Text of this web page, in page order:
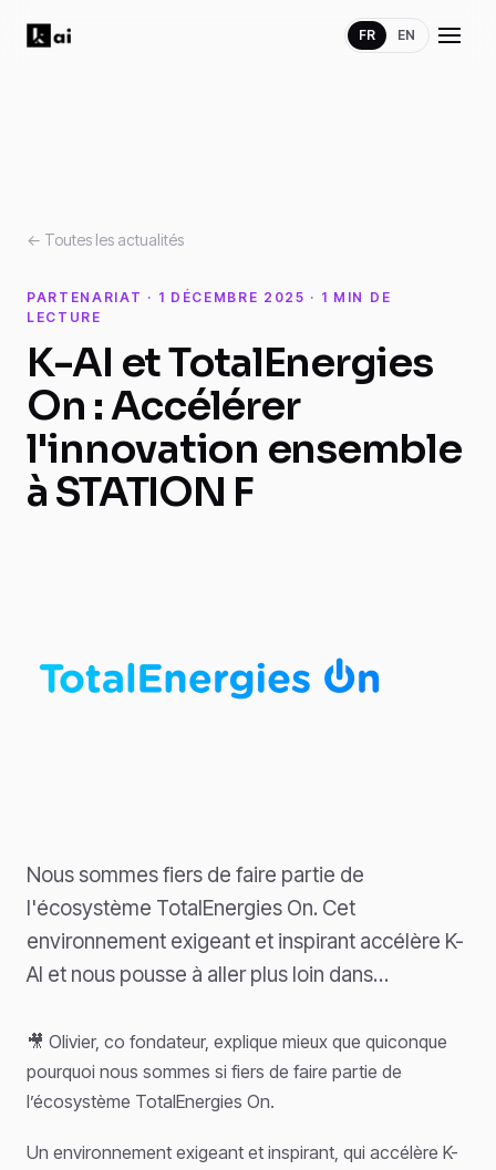
FR EN
← Toutes les actualités
PARTENARIAT · 1 DÉCEMBRE 2025 · 1 MIN DE
LECTURE
K-AI et TotalEnergies
On : Accélérer
l'innovation ensemble
à STATION F
Nous sommes fiers de faire partie de
l'écosystème TotalEnergies On. Cet
environnement exigeant et inspirant accélère K-
AI et nous pousse à aller plus loin dans…
🎥 Olivier, co fondateur, explique mieux que quiconque
pourquoi nous sommes si fiers de faire partie de
l’écosystème TotalEnergies On.
Un environnement exigeant et inspirant, qui accélère K-